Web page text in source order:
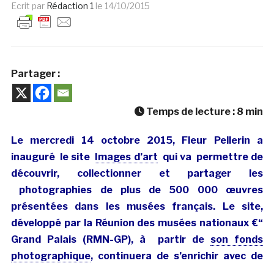
Ecrit par Rédaction 1 le 14/10/2015
Partager :
Temps de lecture : 8 min
Le mercredi 14 octobre 2015, Fleur Pellerin a
inauguré le site
Images d’art qui va permettre de
découvrir, collectionner et partager les
photographies de plus de 500 000 œuvres
présentées dans les musées français. Le site,
développé par la Réunion des musées nationaux €“
Grand Palais (RMN-GP), à partir de son fonds
photographique, continuera de s’enrichir avec de